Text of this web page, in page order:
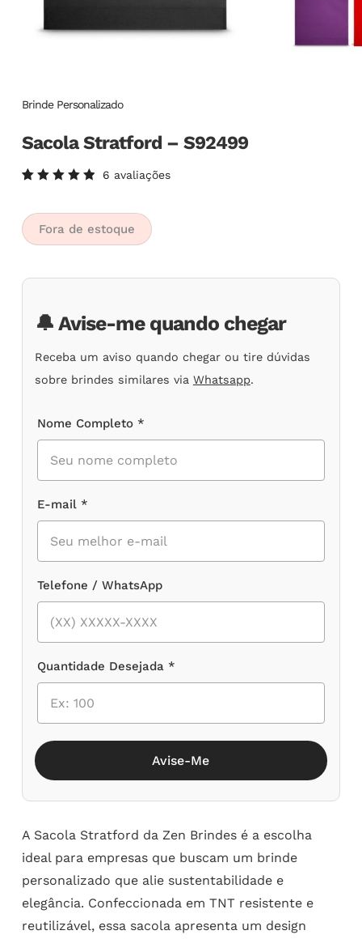
Brinde Personalizado
Sacola Stratford – S92499
5.00de
5, com
baseado
em
clientes
6 avaliações
Fora de estoque
🔔 Avise-me quando chegar
Receba um aviso quando chegar ou tire dúvidas
sobre brindes similares via Whatsapp.
Nome Completo *
E-mail *
Telefone / WhatsApp
Quantidade Desejada *
Avise-Me
A Sacola Stratford da Zen Brindes é a escolha
ideal para empresas que buscam um brinde
personalizado que alie sustentabilidade e
elegância. Confeccionada em TNT resistente e
reutilizável, essa sacola apresenta um design